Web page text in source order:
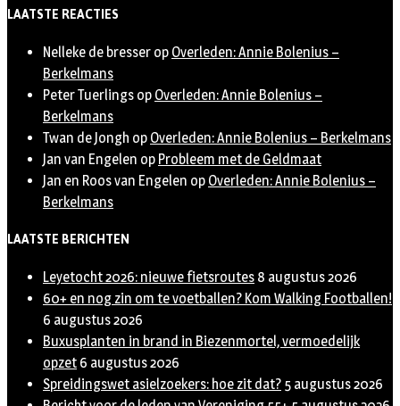
LAATSTE REACTIES
Nelleke de bresser op Overleden: Annie Bolenius –
Berkelmans
Peter Tuerlings op Overleden: Annie Bolenius –
Berkelmans
Twan de Jongh op Overleden: Annie Bolenius – Berkelmans
Jan van Engelen op Probleem met de Geldmaat
Jan en Roos van Engelen op Overleden: Annie Bolenius –
Berkelmans
LAATSTE BERICHTEN
Leyetocht 2026: nieuwe fietsroutes 8 augustus 2026
60+ en nog zin om te voetballen? Kom Walking Footballen!
6 augustus 2026
Buxusplanten in brand in Biezenmortel, vermoedelijk
opzet 6 augustus 2026
Spreidingswet asielzoekers: hoe zit dat? 5 augustus 2026